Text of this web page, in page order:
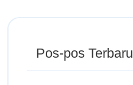
Pos-pos Terbaru